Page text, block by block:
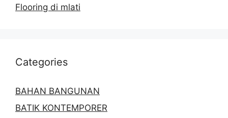
Flooring di mlati
Categories
BAHAN BANGUNAN
BATIK KONTEMPORER